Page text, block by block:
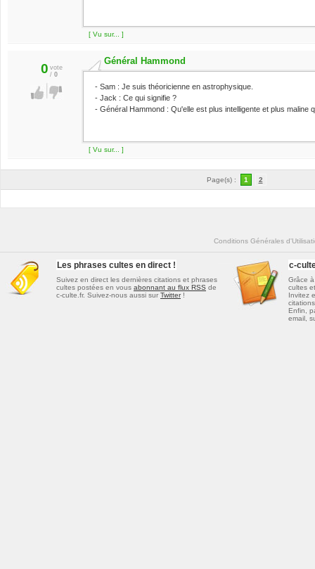
[ Vu sur... ]
0 vote
/ 0
Général Hammond
- Sam : Je suis théoricienne en astrophysique.
- Jack : Ce qui signifie ?
- Général Hammond : Qu'elle est plus intelligente et plus maline
[ Vu sur... ]
Page(s) : 1 2
Conditions Générales
Les phrases cultes en direct !
Suivez en direct les dernières citations et phrases
cultes postées en vous abonnant au flux RSS de
c-culte.fr. Suivez-nous aussi sur Twitter!
c-
Grâce
cultes
Invitez
citations
Enfin,
email,